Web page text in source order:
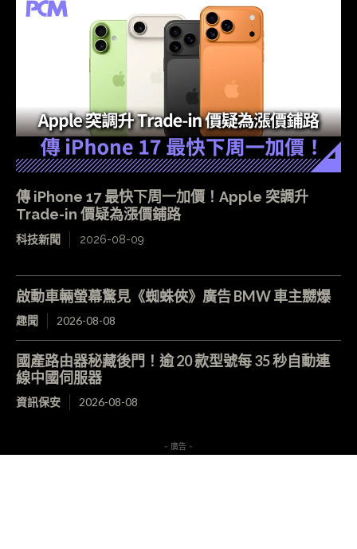
傳 iPhone 17 最快下周一加價！Apple 突調升
Trade-in 價疑為漲價鋪路
科技新聞 2026-08-09
啟動車輛螢幕驚見《蜘蛛俠》廣告 BMW 車主嬲爆
趣聞 2026-08-08
國產路由器秘藏後門！逾 20 款型號每 35 秒自動連
線中國伺服器
資訊保安 2026-08-08
- 廣告 -